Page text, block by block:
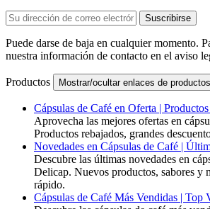
Puede darse de baja en cualquier momento.
nuestra información de contacto en el aviso
Productos Mostrar/ocultar enlaces de productos
Cápsulas de Café en Oferta |
Aprovecha las mejores ofertas en
Productos rebajados, grandes
Novedades en Cápsulas de Café |
Descubre las últimas novedades en
Delicap. Nuevos productos, sabores y
rápido.
Cápsulas de Café Más Vendidas | Top